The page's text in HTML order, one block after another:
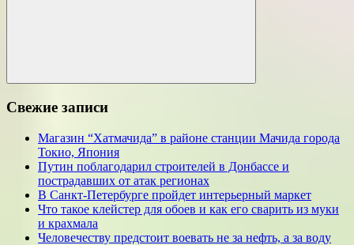
Поиск
Свежие записи
Магазин “Хатмачида” в районе станции Мачида города
Токио, Япония
Путин поблагодарил строителей в Донбассе и
пострадавших от атак регионах
В Санкт-Петербурге пройдет интерьерный маркет
Что такое клейстер для обоев и как его сварить из муки
и крахмала
Человечеству предстоит воевать не за нефть, а за воду